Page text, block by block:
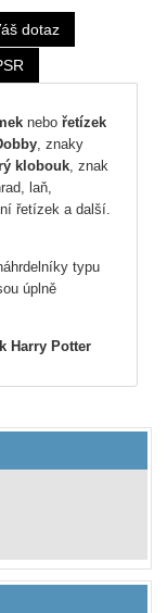
dotaz
nebořetízek
, znaky
klobouk, znak
laň,
řetízek a další.
typu
úplně
Harry Potter